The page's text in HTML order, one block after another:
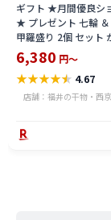
ギフト ★月間優良シ
★ プレゼント 七輪
甲羅盛り 2個 セット
ニ味噌 甲羅 おつまみ
味噌 甲羅盛り かに味
炙り 【冷凍】 内祝い
ゼント 送料無料 詰
6,380 円～
★★★★★ 4.67
店舗：福井の干物・西